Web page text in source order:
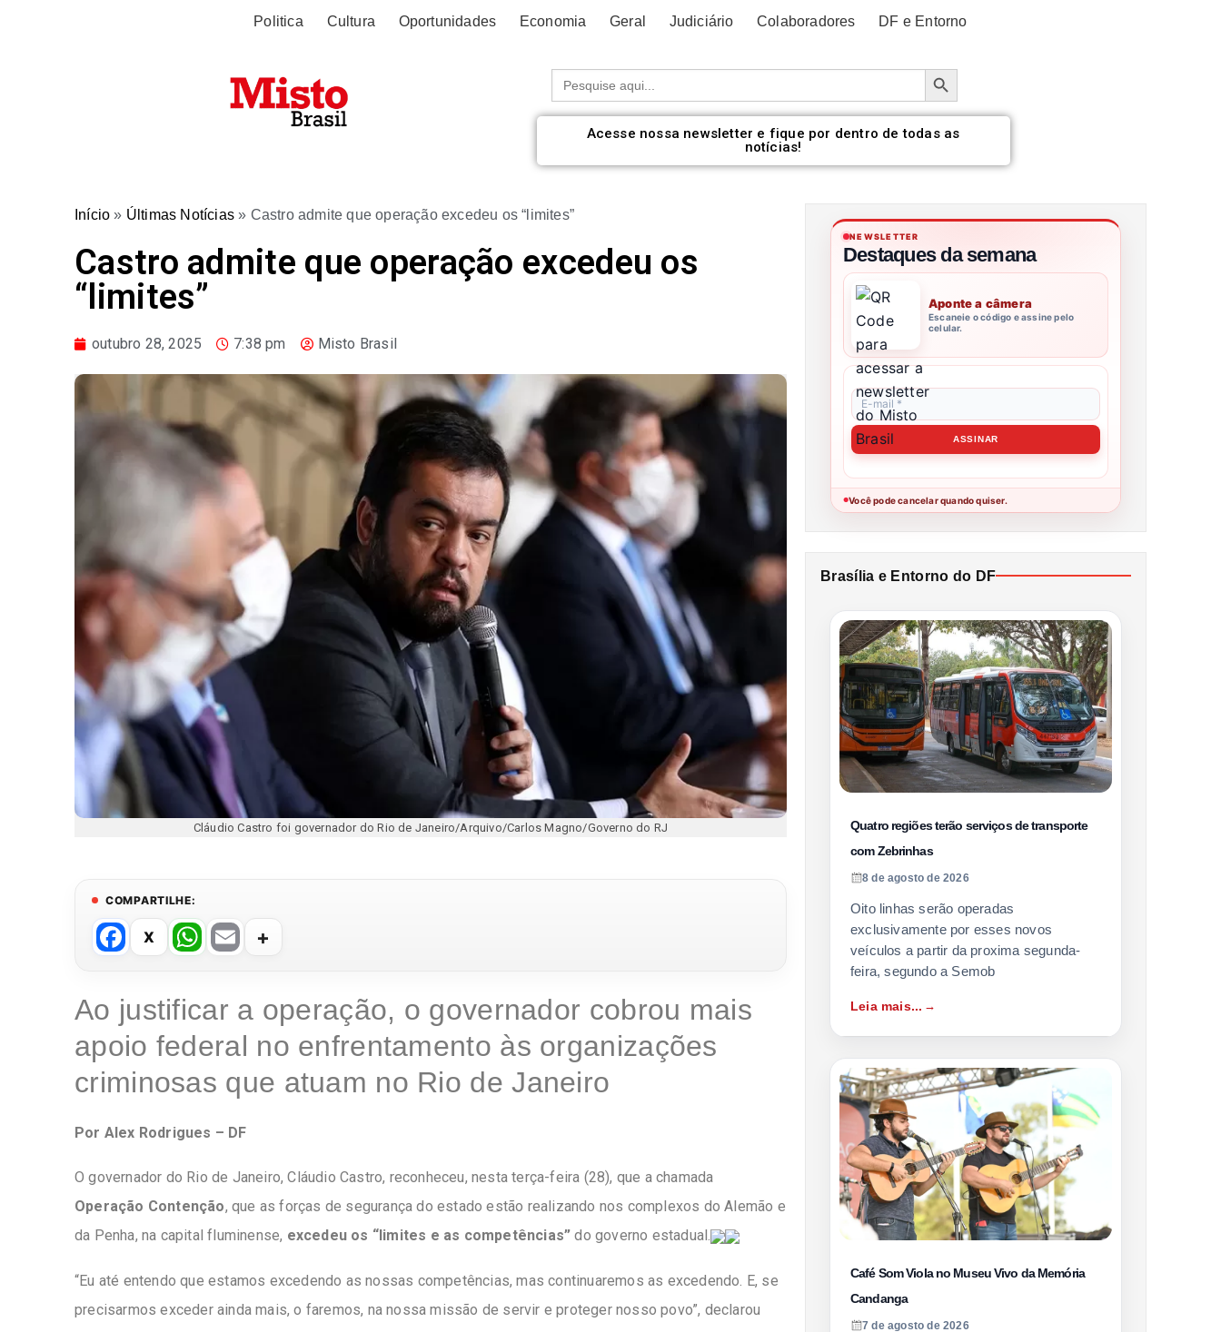
Politica Cultura Oportunidades Economia Geral Judiciário Colaboradores DF e Entorno
Procurar: Botão de pesquisa
Acesse nossa newsletter e fique por dentro de todas as
notícias!
Início » Últimas Notícias » Castro admite que operação excedeu os “limites”
Castro admite que operação excedeu os
“limites”
outubro 28, 2025 7:38 pm Misto Brasil
Cláudio Castro foi governador do Rio de Janeiro/Arquivo/Carlos Magno/Governo do RJ
COMPARTILHE:
F
a
c
e
b
o
k
W
h
at
s
A
p
E
ail
Ao justificar a operação, o governador cobrou mais
apoio federal no enfrentamento às organizações
criminosas que atuam no Rio de Janeiro
Por Alex Rodrigues – DF
O governador do Rio de Janeiro, Cláudio Castro, reconheceu, nesta terça-feira (28), que a chamada
Operação Contenção, que as forças de segurança do estado estão realizando nos complexos do Alemão e
da Penha, na capital fluminense, excedeu os “limites e as competências” do governo estadual.
“Eu até entendo que estamos excedendo as nossas competências, mas continuaremos as excedendo. E, se
precisarmos exceder ainda mais, o faremos, na nossa missão de servir e proteger nosso povo”, declarou
NEWSLETTER
Destaques da semana
Aponte a câmera
Escaneie o código e assine pelo
celular.
●Você pode cancelar quando quiser.
Brasília e Entorno do DF
Quatro regiões terão serviços de transporte
com Zebrinhas
8 de agosto de 2026
Oito linhas serão operadas
exclusivamente por esses novos
veículos a partir da proxima segunda-
feira, segundo a Semob
Leia mais...
Café Som Viola no Museu Vivo da Memória
Candanga
7 de agosto de 2026